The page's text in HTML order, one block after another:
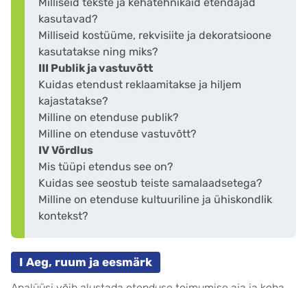
kasutavad?
Milliseid kostüüme, rekvisiite ja dekoratsioone
kasutatakse ning miks?
III Publik ja vastuvõtt
Kuidas etendust reklaamitakse ja hiljem
kajastatakse?
Milline on etenduse publik?
Milline on etenduse vastuvõtt?
IV Võrdlus
Mis tüüpi etendus see on?
Kuidas see seostub teiste samalaadsetega?
Milline on etenduse kultuuriline ja ühiskondlik
kontekst?
I Aeg, ruum ja eesmärk